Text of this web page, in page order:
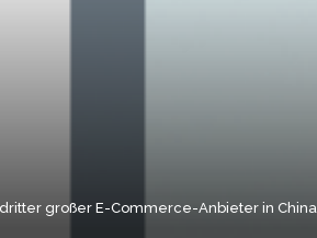
großer E-Commerce-Anbieter in China